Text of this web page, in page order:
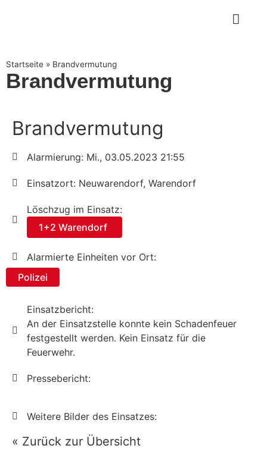
Startseite » Brandvermutung
Brandvermutung
Brandvermutung
Alarmierung: Mi., 03.05.2023 21:55
Einsatzort: Neuwarendorf, Warendorf
Löschzug im Einsatz:
1+2 Warendorf
Alarmierte Einheiten vor Ort:
Polizei
Einsatzbericht:
An der Einsatzstelle konnte kein Schadenfeuer
festgestellt werden. Kein Einsatz für die
Feuerwehr.
Pressebericht:
Weitere Bilder des Einsatzes:
« Zurück zur Übersicht